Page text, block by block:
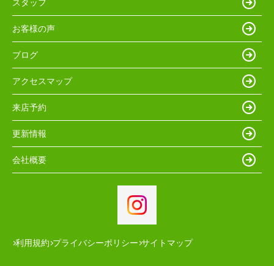
スタッフ
お客様の声
ブログ
アクセスマップ
来店予約
更新情報
会社概要
利用規約 プライバシーポリシー サイトマップ